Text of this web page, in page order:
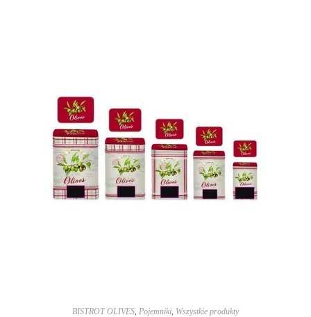
BISTROT OLIVES, Pojemniki, Wszystkie produkty